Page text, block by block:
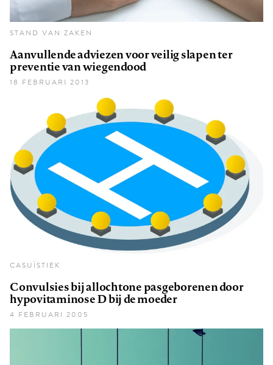
STAND VAN ZAKEN
Aanvullende adviezen voor veilig slapen ter
preventie van wiegendood
18 FEBRUARI 2013
CASUÏSTIEK
Convulsies bij allochtone pasgeborenen door
hypovitaminose D bij de moeder
4 FEBRUARI 2005